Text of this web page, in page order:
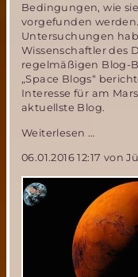
Bedingungen, wie
vorgefunden
Untersuchungen
Wissenschaftler des
regelmäßigen Blog-
„Space Blogs“
Interesse für am
aktuellste Blog.
Weiterlesen …
als
Teil
der
Ganovex
11
Antarktis
Mission
06.01.2016 12:17 von